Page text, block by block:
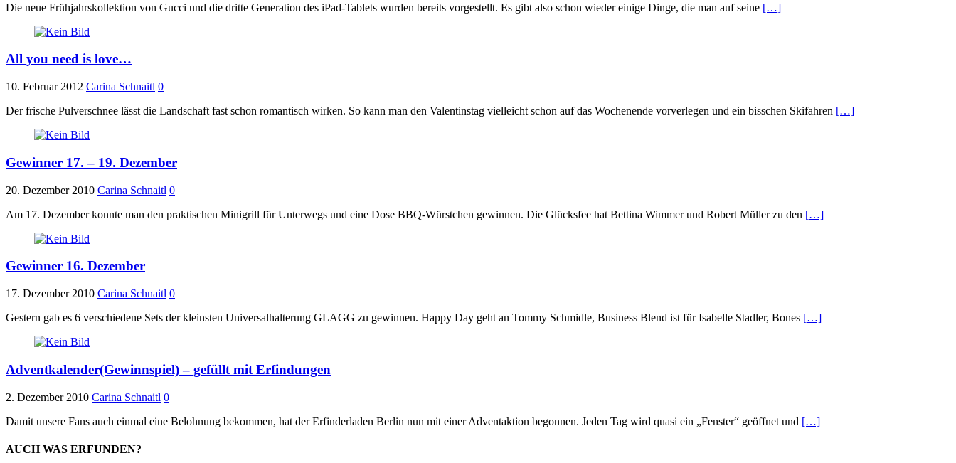
Die neue Frühjahrskollektion von Gucci und die dritte Generation des iPad-Tablets wurden bereits vorgestellt. Es gibt also schon wieder einige Dinge, die man auf seine […]
All you need is love…
10. Februar 2012 Carina Schnaitl 0
Der frische Pulverschnee lässt die Landschaft fast schon romantisch wirken. So kann man den Valentinstag vielleicht schon auf das Wochenende vorverlegen und ein bisschen Skifahren […]
Gewinner 17. – 19. Dezember
20. Dezember 2010 Carina Schnaitl 0
Am 17. Dezember konnte man den praktischen Minigrill für Unterwegs und eine Dose BBQ-Würstchen gewinnen. Die Glücksfee hat Bettina Wimmer und Robert Müller zu den […]
Gewinner 16. Dezember
17. Dezember 2010 Carina Schnaitl 0
Gestern gab es 6 verschiedene Sets der kleinsten Universalhalterung GLAGG zu gewinnen. Happy Day geht an Tommy Schmidle, Business Blend ist für Isabelle Stadler, Bones […]
Adventkalender(Gewinnspiel) – gefüllt mit Erfindungen
2. Dezember 2010 Carina Schnaitl 0
Damit unsere Fans auch einmal eine Belohnung bekommen, hat der Erfinderladen Berlin nun mit einer Adventaktion begonnen. Jeden Tag wird quasi ein „Fenster“ geöffnet und […]
AUCH WAS ERFUNDEN?